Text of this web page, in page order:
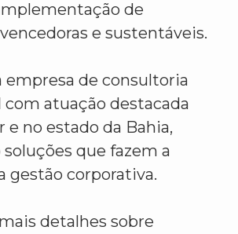
de
e sustentáveis.
empresa de consultoria
atuação destacada
e no estado da Bahia,
que fazem a
gestão corporativa.
detalhes sobre